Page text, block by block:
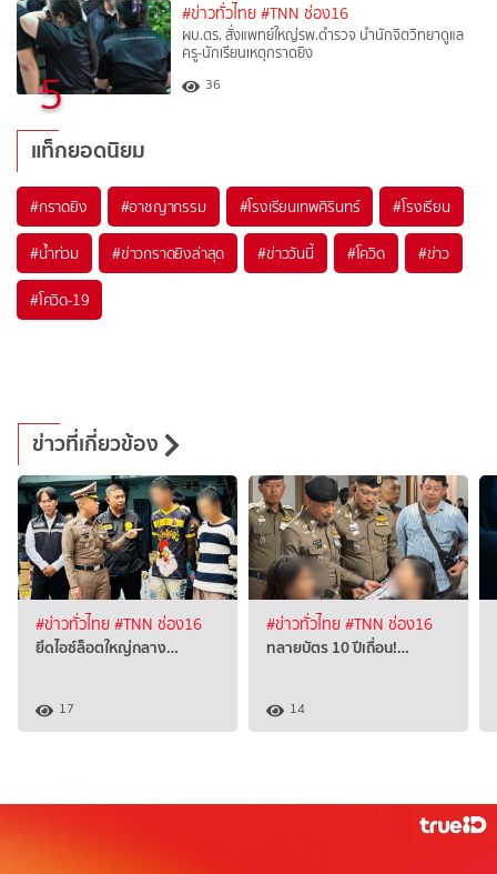
5
#ข่าวทั่วไทย #TNN ช่อง16
ผบ.ตร. สั่งแพทย์ใหญ่รพ.ตำรวจ นำนักจิตวิทยาดูแล
ครู-นักเรียนเหตุกราดยิง
36
แท็กยอดนิยม
#กราดยิง #อาชญากรรม #โรงเรียนเทพศิรินทร์ #โรงเรียน
#น้ำท่วม #ข่าวกราดยิงล่าสุด #ข่าววันนี้ #โควิด #ข่าว
#โควิด-19
ข่าวที่เกี่ยวข้อง
#ข่าวทั่วไทย#TNN ช่อง16
ยึดไอซ์ล็อตใหญ่กลาง…
17
#ข่าวทั่วไทย#TNN ช่อง16
ทลายบัตร 10 ปีเถื่อน!…
14